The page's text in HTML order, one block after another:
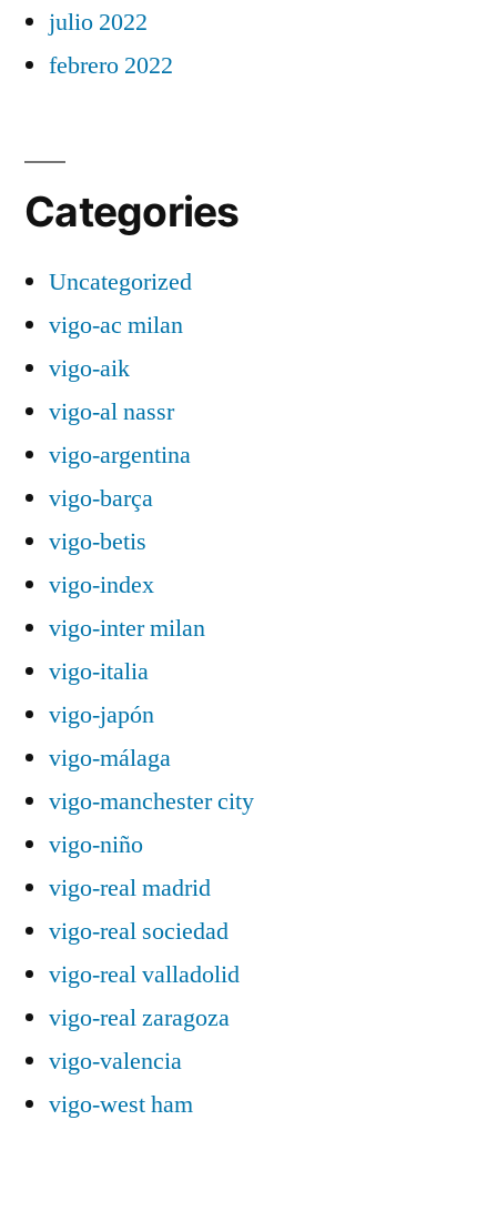
julio 2022
febrero 2022
Categories
Uncategorized
vigo-ac milan
vigo-aik
vigo-al nassr
vigo-argentina
vigo-barça
vigo-betis
vigo-index
vigo-inter milan
vigo-italia
vigo-japón
vigo-málaga
vigo-manchester city
vigo-niño
vigo-real madrid
vigo-real sociedad
vigo-real valladolid
vigo-real zaragoza
vigo-valencia
vigo-west ham